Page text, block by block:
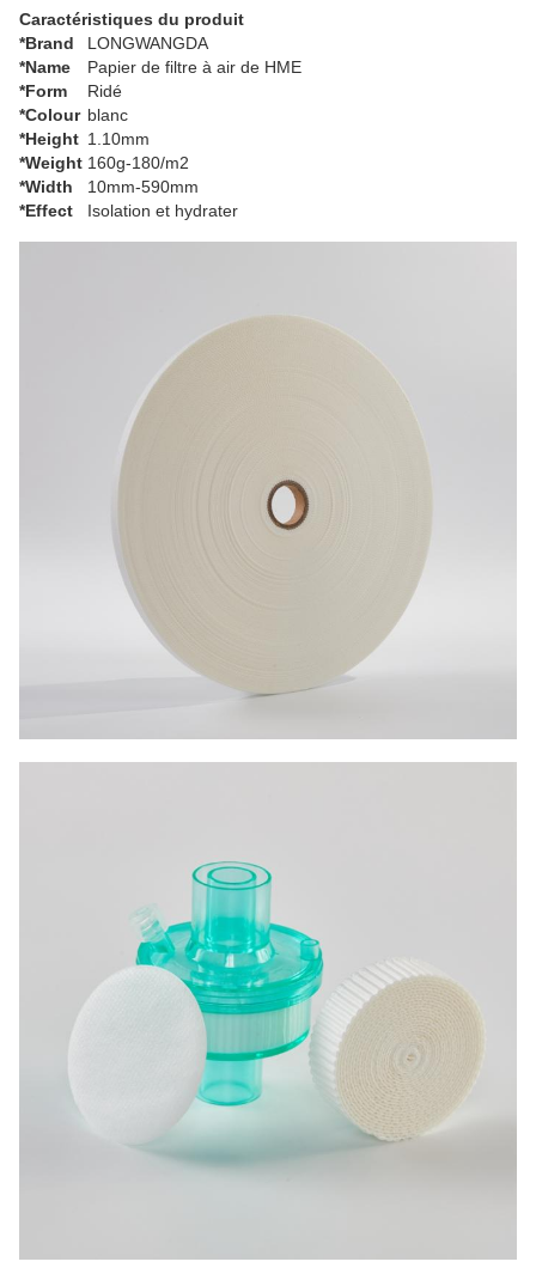
Caractéristiques du produit
*Brand
LONGWANGDA
*Name
Papier de filtre à air de HME
*Form
Ridé
*Colour blanc
*Height 1.10mm
*Weight 160g-180/m2
*Width
10mm-590mm
*Effect
Isolation et hydrater